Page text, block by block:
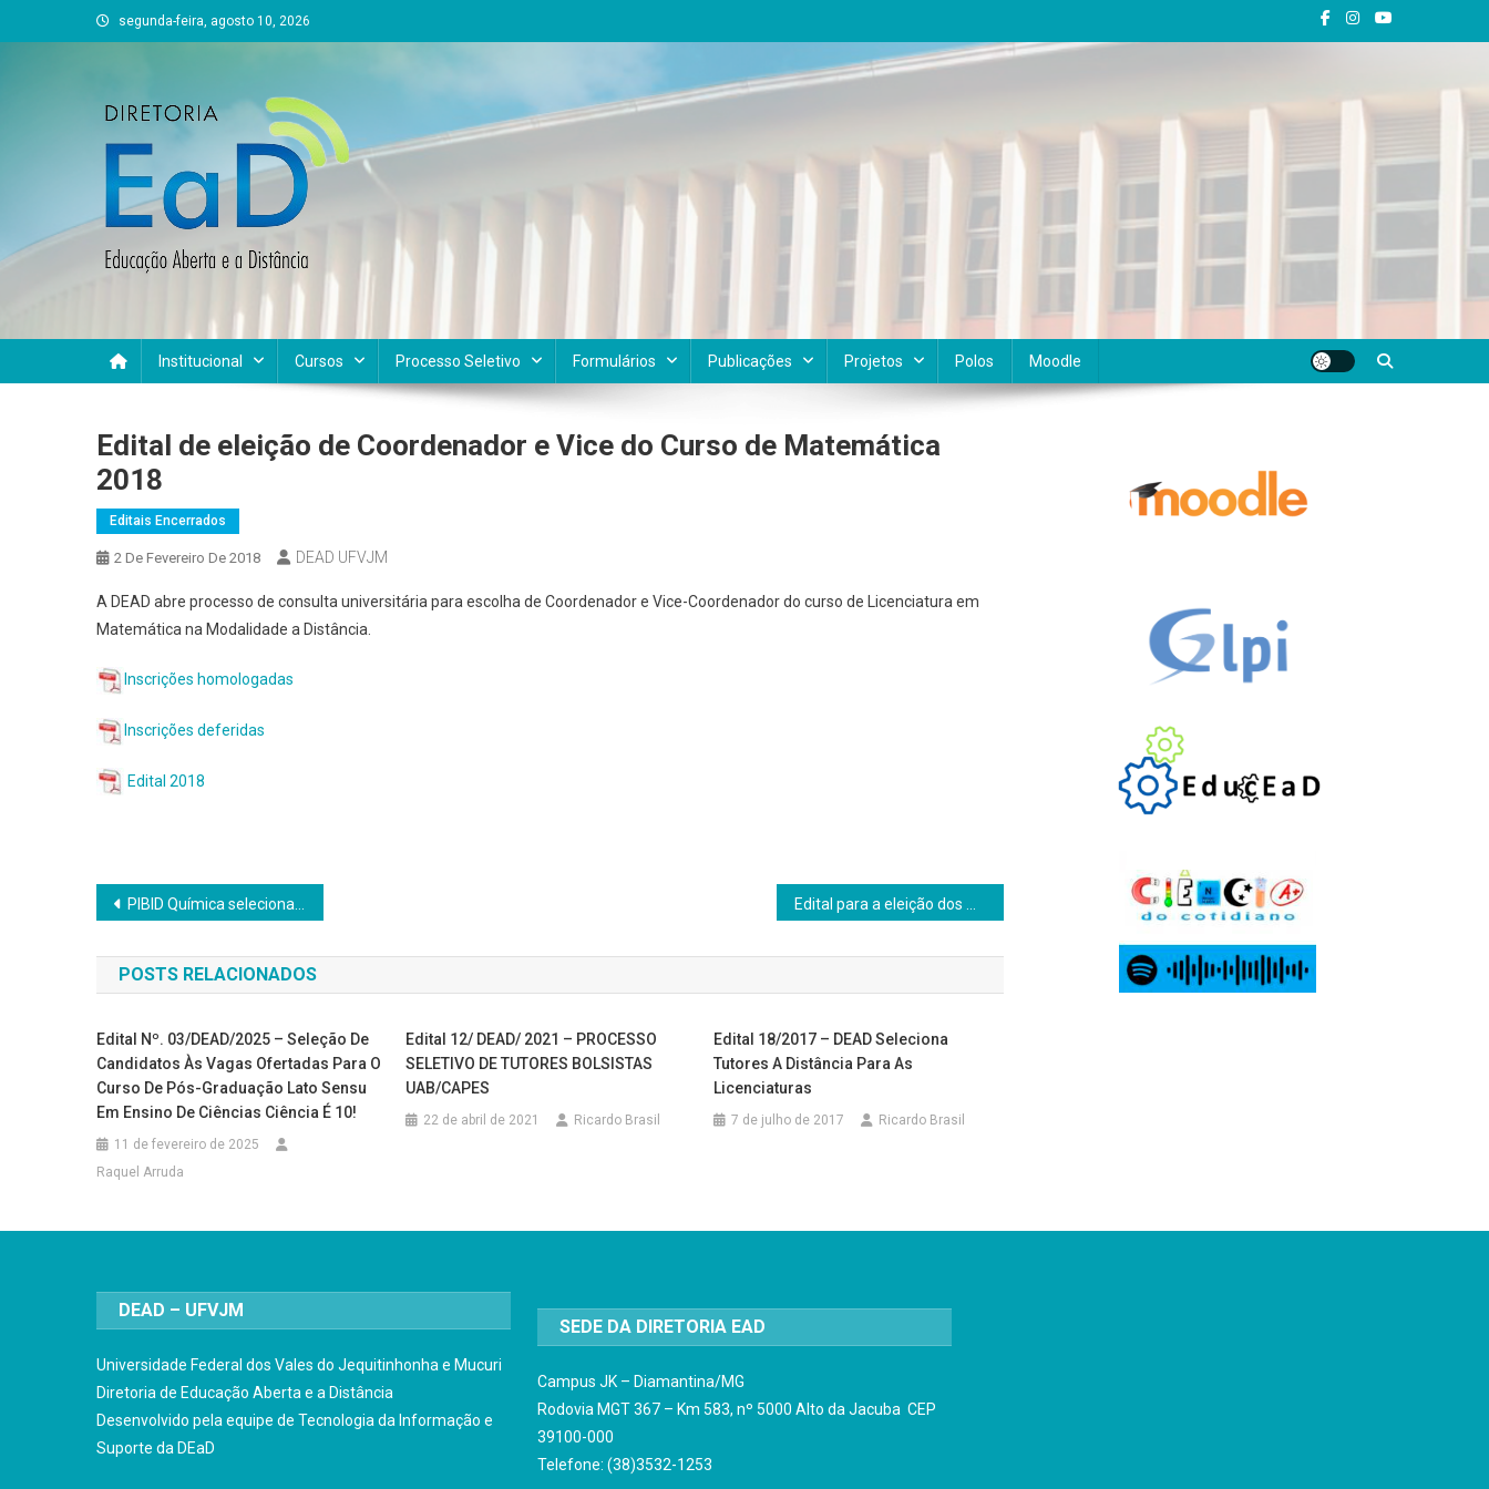
to
segunda-feira, agosto 10, 2026
DEAD UFVJM
Institucional Cursos Processo Seletivo Formulários Publicações Projetos Polos Moodle
Edital de eleição de Coordenador e Vice do Curso de Matemática
2018
Editais Encerrados
2 De Fevereiro De 2018 DEAD UFVJM
A DEAD abre processo de consulta universitária para escolha de Coordenador e Vice-Coordenador do curso de Licenciatura em
Matemática na Modalidade a Distância.
Inscrições homologadas
Inscrições deferidas
Edital 2018
Navegação
de
Post
PIBID Química seleciona bolsistas Edital para a eleição dos Vice-coordenadores dos cursos de Física e Química
POSTS RELACIONADOS
Edital Nº. 03/DEAD/2025 – Seleção De
Candidatos Às Vagas Ofertadas Para O
Curso De Pós-Graduação Lato Sensu
Em Ensino De Ciências Ciência É 10!
11 de fevereiro de 2025
Raquel Arruda
Edital 12/ DEAD/ 2021 – PROCESSO
SELETIVO DE TUTORES BOLSISTAS
UAB/CAPES
22 de abril de 2021 Ricardo Brasil
Edital 18/2017 – DEAD Seleciona
Tutores A Distância Para As
Licenciaturas
7 de julho de 2017 Ricardo Brasil
DEAD – UFVJM
Universidade Federal dos Vales do Jequitinhonha e Mucuri
Diretoria de Educação Aberta e a Distância
Desenvolvido pela equipe de Tecnologia da Informação e
Suporte da DEaD
SEDE DA DIRETORIA EAD
Campus JK – Diamantina/MG
Rodovia MGT 367 – Km 583, nº 5000 Alto da Jacuba CEP
39100-000
Telefone: (38)3532-1253